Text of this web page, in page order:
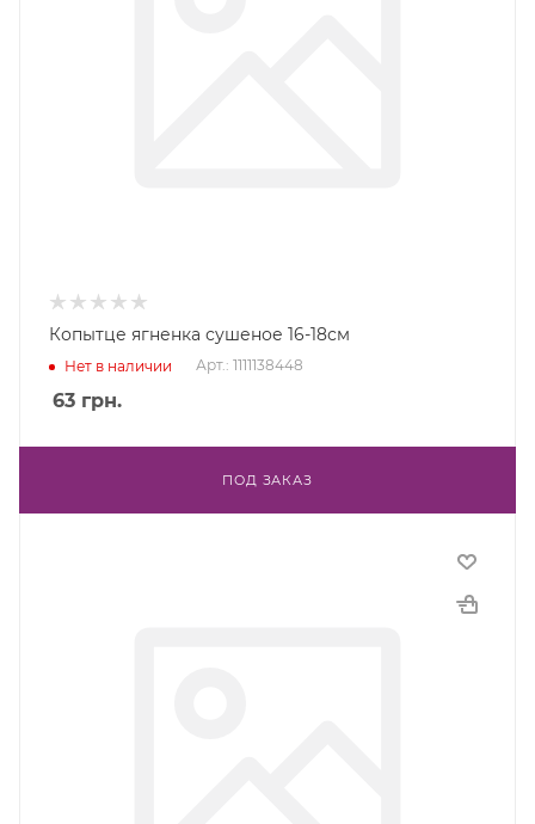
Копытце ягненка сушеное 16-18см
Нет в наличии Арт.: 1111138448
63 грн.
ПОД ЗАКАЗ